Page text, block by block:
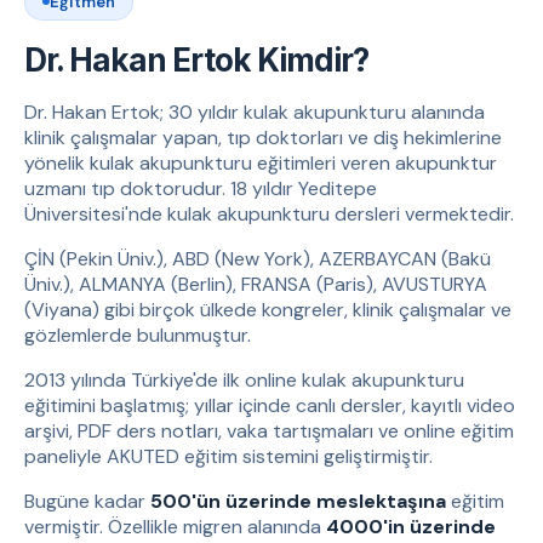
Dr. Hakan Ertok Kimdir?
Dr. Hakan Ertok; 30 yıldır kulak akupunkturu alanında
klinik çalışmalar yapan, tıp doktorları ve diş hekimlerine
yönelik kulak akupunkturu eğitimleri veren akupunktur
uzmanı tıp doktorudur. 18 yıldır Yeditepe
Üniversitesi'nde kulak akupunkturu dersleri vermektedir.
ÇİN (Pekin Üniv.), ABD (New York), AZERBAYCAN (Bakü
Üniv.), ALMANYA (Berlin), FRANSA (Paris), AVUSTURYA
(Viyana) gibi birçok ülkede kongreler, klinik çalışmalar ve
gözlemlerde bulunmuştur.
2013 yılında Türkiye'de ilk online kulak akupunkturu
eğitimini başlatmış; yıllar içinde canlı dersler, kayıtlı video
arşivi, PDF ders notları, vaka tartışmaları ve online eğitim
paneliyle AKUTED eğitim sistemini geliştirmiştir.
Bugüne kadar 500'ün üzerinde meslektaşınaeğitim
vermiştir. Özellikle migren alanında 4000'in üzerinde